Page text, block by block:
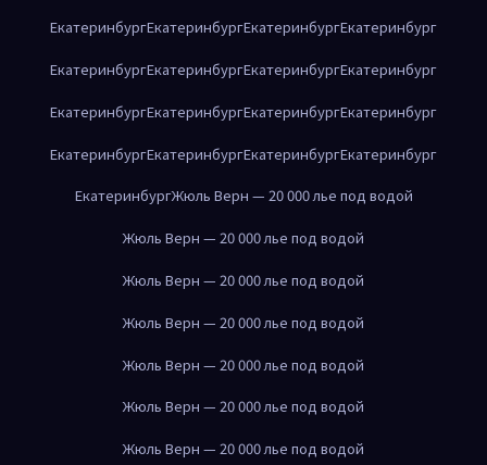
ЕкатеринбургЕкатеринбургЕкатеринбургЕкатеринбург
ЕкатеринбургЕкатеринбургЕкатеринбургЕкатеринбург
ЕкатеринбургЕкатеринбургЕкатеринбургЕкатеринбург
ЕкатеринбургЕкатеринбургЕкатеринбургЕкатеринбург
ЕкатеринбургЖюль Верн — 20 000 лье под водой
Жюль Верн — 20 000 лье под водой
Жюль Верн — 20 000 лье под водой
Жюль Верн — 20 000 лье под водой
Жюль Верн — 20 000 лье под водой
Жюль Верн — 20 000 лье под водой
Жюль Верн — 20 000 лье под водой